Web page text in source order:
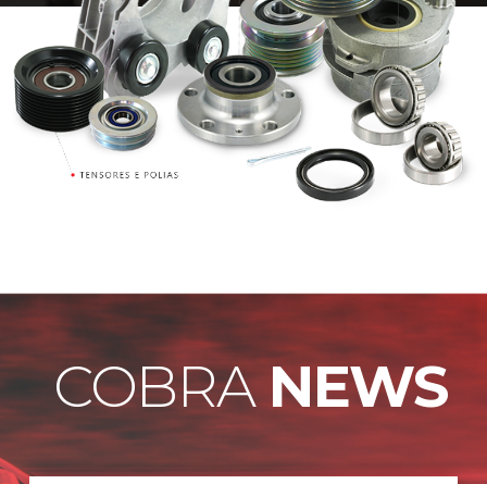
COBRA NEWS